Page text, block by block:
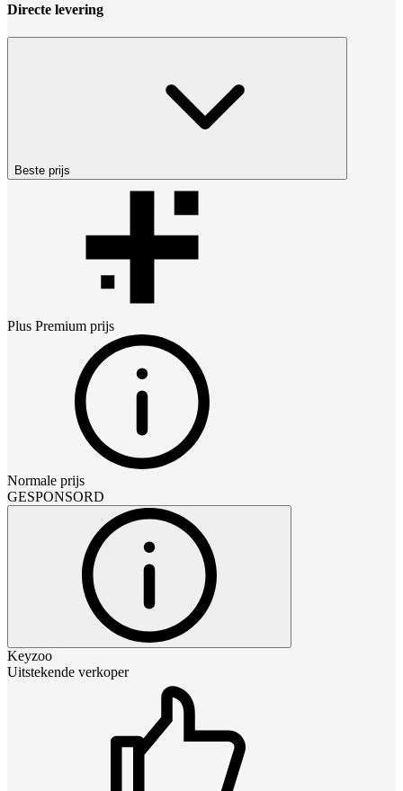
Directe levering
Beste prijs
Plus Premium prijs
Normale prijs
GESPONSORD
Keyzoo
Uitstekende verkoper